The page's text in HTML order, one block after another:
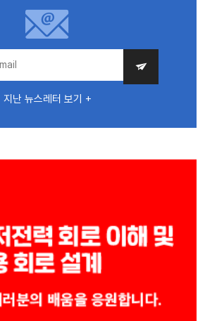
지난 뉴스레터 보기 +